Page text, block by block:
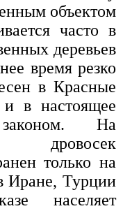
объектом
часто в
деревьев
время резко
в Красные
в настоящее
На
дровосек
только на
Иране, Турции
населяет